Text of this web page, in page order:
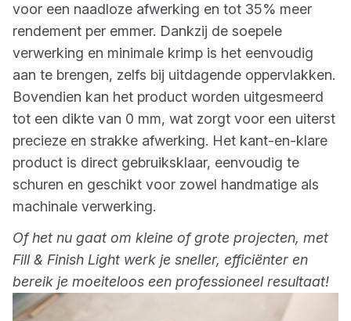
voor een naadloze afwerking en tot 35% meer
rendement per emmer. Dankzij de soepele
verwerking en minimale krimp is het eenvoudig
aan te brengen, zelfs bij uitdagende oppervlakken.
Bovendien kan het product worden uitgesmeerd
tot een dikte van 0 mm, wat zorgt voor een uiterst
precieze en strakke afwerking. Het kant-en-klare
product is direct gebruiksklaar, eenvoudig te
schuren en geschikt voor zowel handmatige als
machinale verwerking.
Of het nu gaat om kleine of grote projecten, met
Fill & Finish Light werk je sneller, efficiënter en
bereik je moeiteloos een professioneel resultaat!